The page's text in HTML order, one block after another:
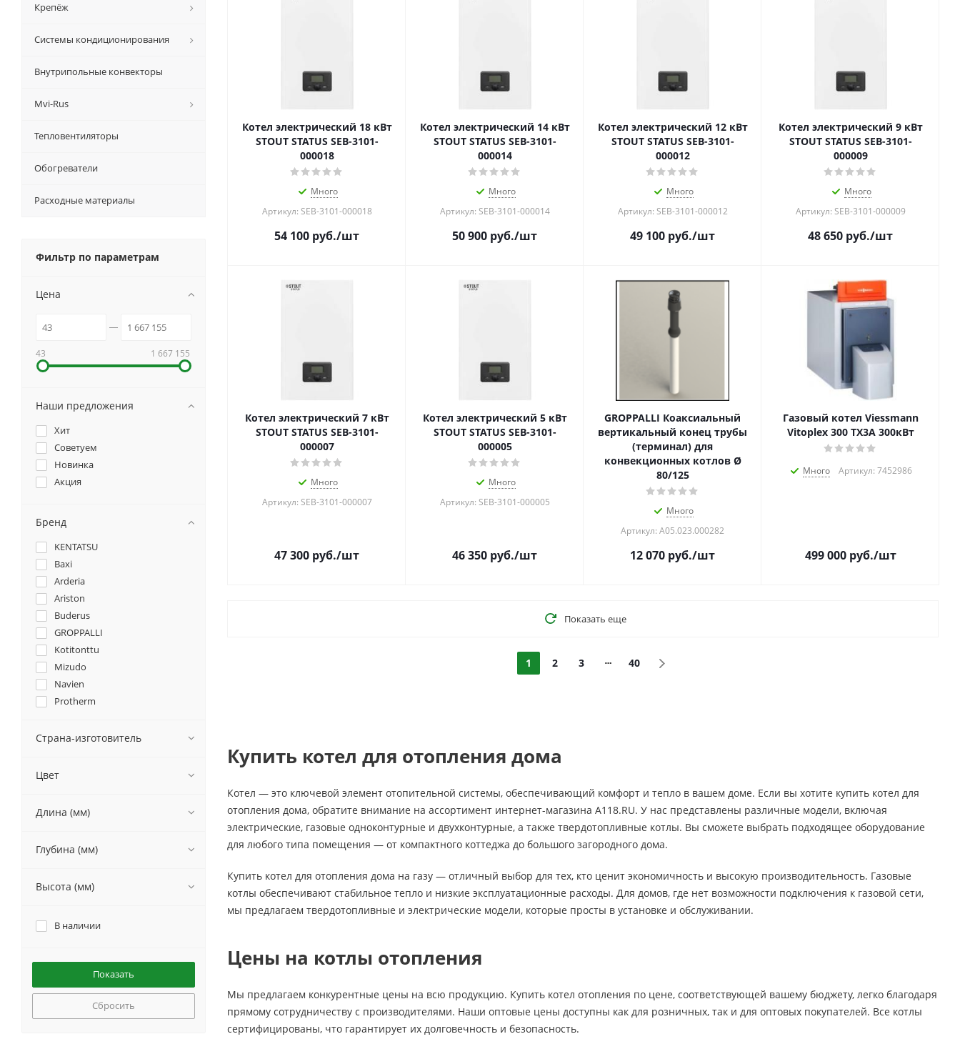
Котел электрический 18 кВт
STOUT STATUS SEB-3101-
000018
Много
Артикул: SEB-3101-000018
54 100 руб./шт
Котел электрический 14 кВт
STOUT STATUS SEB-3101-
000014
Много
Артикул: SEB-3101-000014
50 900 руб./шт
Котел электрический 12 кВт
STOUT STATUS SEB-3101-
000012
Много
Артикул: SEB-3101-000012
49 100 руб./шт
Котел электрический 9 кВт
STOUT STATUS SEB-3101-
000009
Много
Артикул: SEB-3101-000009
48 650 руб./шт
Котел электрический 7 кВт
STOUT STATUS SEB-3101-
000007
Много
Артикул: SEB-3101-000007
47 300 руб./шт
Котел электрический 5 кВт
STOUT STATUS SEB-3101-
000005
Много
Артикул: SEB-3101-000005
46 350 руб./шт
GROPPALLI Коаксиальный
вертикальный конец трубы
(терминал) для
конвекционных котлов Ø
80/125
Много
Артикул: A05.023.000282
12 070 руб./шт
Газовый котел Viessmann
Vitoplex 300 TX3A 300кВт
Много Артикул: 7452986
499 000руб./шт
Показать еще
1 2 3 40
Купить котел для отопления дома
Котел — это ключевой элемент отопительной системы, обеспечивающий комфорт и тепло в вашем доме. Если вы хотите купить котел для
отопления дома, обратите внимание на ассортимент интернет-магазина A118.RU. У нас представлены различные модели, включая
электрические, газовые одноконтурные и двухконтурные, а также твердотопливные котлы. Вы сможете выбрать подходящее оборудование
для любого типа помещения — от компактного коттеджа до большого загородного дома.
Купить котел для отопления дома на газу — отличный выбор для тех, кто ценит экономичность и высокую производительность. Газовые
котлы обеспечивают стабильное тепло и низкие эксплуатационные расходы. Для домов, где нет возможности подключения к газовой сети,
мы предлагаем твердотопливные и электрические модели, которые просты в установке и обслуживании.
Цены на котлы отопления
Мы предлагаем конкурентные цены на всю продукцию. Купить котел отопления по цене, соответствующей вашему бюджету, легко благодаря
прямому сотрудничеству с производителями. Наши оптовые цены доступны как для розничных, так и для оптовых покупателей. Все котлы
сертифицированы, что гарантирует их долговечность и безопасность.
Крепёж
Системы кондиционирования
Внутрипольные конвекторы
Mvi-Rus
Тепловентиляторы
Обогреватели
Расходные материалы
Фильтр по параметрам
Цена
43 1 667 155
Наши предложения
Хит
Советуем
Новинка
Акция
Бренд
KENTATSU
Baxi
Arderia
Ariston
Buderus
GROPPALLI
Kotitonttu
Mizudo
Navien
Protherm
Rommer
ZONT
Ресурс
Страна-изготовитель
Цвет
Длина (мм)
Глубина (мм)
Высота (мм)
В наличии
Сбросить